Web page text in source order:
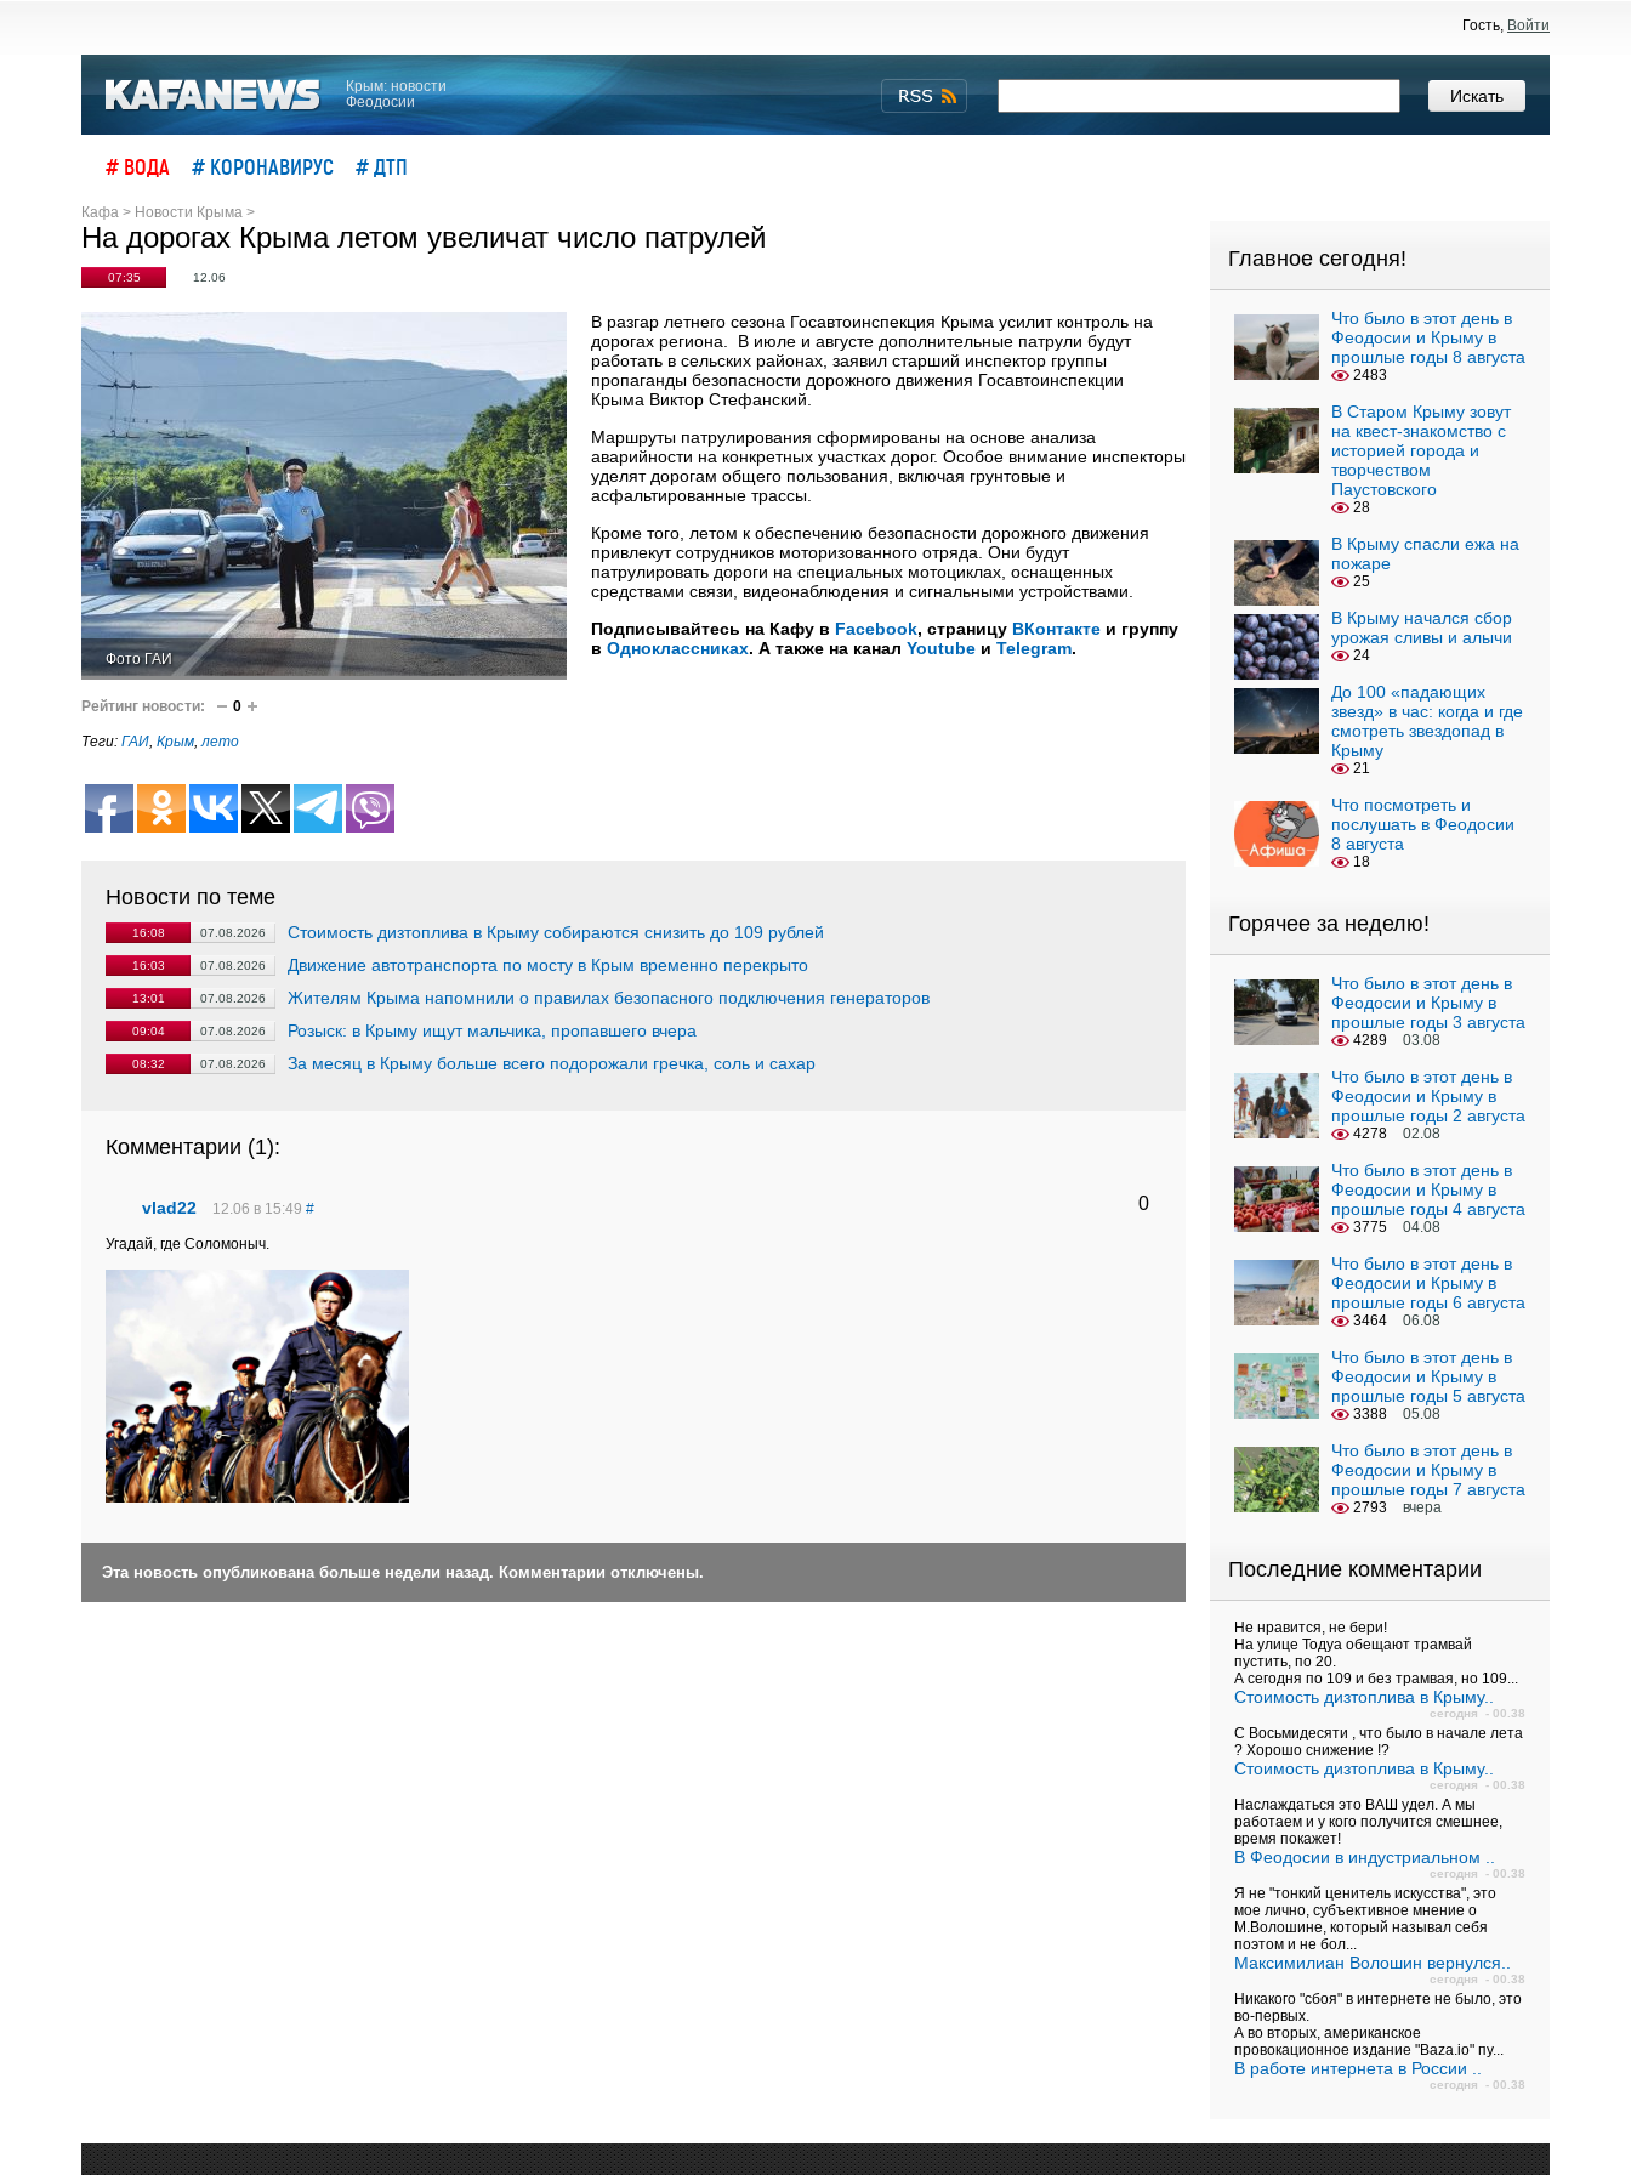
Гость, Войти
Крым: новости
Феодосии
# ВОДА # КОРОНАВИРУС # ДТП
Кафа > Новости Крыма >
На дорогах Крыма летом увеличат число патрулей
07:35 12.06
Фото ГАИ
В разгар летнего сезона Госавтоинспекция Крыма усилит контроль на
дорогах региона. В июле и августе дополнительные патрули будут
работать в сельских районах, заявил старший инспектор группы
пропаганды безопасности дорожного движения Госавтоинспекции
Крыма Виктор Стефанский.
Маршруты патрулирования сформированы на основе анализа
аварийности на конкретных участках дорог. Особое внимание инспекторы
уделят дорогам общего пользования, включая грунтовые и
асфальтированные трассы.
Кроме того, летом к обеспечению безопасности дорожного движения
привлекут сотрудников моторизованного отряда. Они будут
патрулировать дороги на специальных мотоциклах, оснащенных
средствами связи, видеонаблюдения и сигнальными устройствами.
Подписывайтесь на Кафу в Facebook, страницу ВКонтакте и группу
в Одноклассниках. А также на канал Youtube и Telegram.
Рейтинг новости: 0
Теги: ГАИ, Крым,лето
Новости по теме
16:08 07.08.2026 Стоимость дизтоплива в Крыму собираются снизить до 109 рублей
16:03 07.08.2026 Движение автотранспорта по мосту в Крым временно перекрыто
13:01 07.08.2026 Жителям Крыма напомнили о правилах безопасного подключения генераторов
09:04 07.08.2026 Розыск: в Крыму ищут мальчика, пропавшего вчера
08:32 07.08.2026 За месяц в Крыму больше всего подорожали гречка, соль и сахар
Комментарии (1):
vlad22 12.06 в 15:49 # 0
Угадай, где Соломоныч.
Эта новость опубликована больше недели назад. Комментарии отключены.
Главное сегодня!
Что было в этот день в
Феодосии и Крыму в
прошлые годы 8 августа
2483
В Старом Крыму зовут
на квест-знакомство с
историей города и
творчеством
Паустовского
28
В Крыму спасли ежа на
пожаре
25
В Крыму начался сбор
урожая сливы и алычи
24
До 100 «падающих
звезд» в час: когда и где
смотреть звездопад в
Крыму
21
Что посмотреть и
послушать в Феодосии
8 августа
18
Горячее за неделю!
Что было в этот день в
Феодосии и Крыму в
прошлые годы 3 августа
4289 03.08
Что было в этот день в
Феодосии и Крыму в
прошлые годы 2 августа
4278 02.08
Что было в этот день в
Феодосии и Крыму в
прошлые годы 4 августа
3775 04.08
Что было в этот день в
Феодосии и Крыму в
прошлые годы 6 августа
3464 06.08
Что было в этот день в
Феодосии и Крыму в
прошлые годы 5 августа
3388 05.08
Что было в этот день в
Феодосии и Крыму в
прошлые годы 7 августа
2793 вчера
Последние комментарии
Не нравится, не бери!
На улице Тодуа обещают трамвай
пустить, по 20.
А сегодня по 109 и без трамвая, но 109...
Стоимость дизтоплива в Крыму..
сегодня - 00.38
С Восьмидесяти , что было в начале лета
? Хорошо снижение !?
Стоимость дизтоплива в Крыму..
сегодня - 00.38
Наслаждаться это ВАШ удел. А мы
работаем и у кого получится смешнее,
время покажет!
В Феодосии в индустриальном ..
сегодня - 00.38
Я не "тонкий ценитель искусства", это
мое лично, субъективное мнение о
М.Волошине, который называл себя
поэтом и не бол...
Максимилиан Волошин вернулся..
сегодня - 00.38
Никакого "сбоя" в интернете не было, это
во-первых.
А во вторых, американское
провокационное издание "Baza.io" пу...
В работе интернета в России ..
сегодня - 00.38